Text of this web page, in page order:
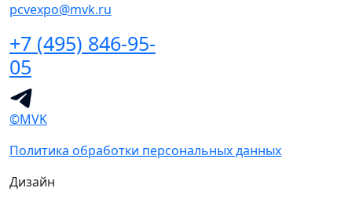
pcvexpo@mvk.ru
+7 (495) 846-95-
05
©MVK
Политика обработки персональных данных
Дизайн